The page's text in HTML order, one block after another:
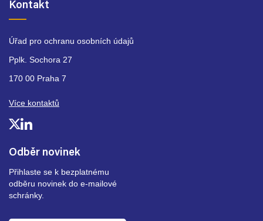
Odběr novinek
Přihlaste se k bezplatnému
odběru novinek do e-mailové
schránky.
Kontakt
Úřad pro ochranu osobních údajů
Pplk. Sochora 27
170 00 Praha 7
Více kontaktů